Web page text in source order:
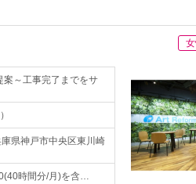
案～工事完了までをサ
県神戸市中央区東川崎
時間分/月)を含…